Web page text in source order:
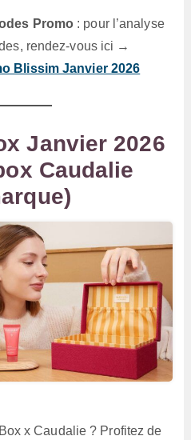
Promo : pour l’analyse
rendez-vous ici →
Blissim Janvier 2026
Janvier 2026
Caudalie
x Caudalie ? Profitez de